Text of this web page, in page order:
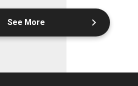
See More